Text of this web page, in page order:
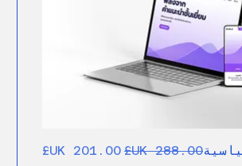
سعر عادي سعر البيع